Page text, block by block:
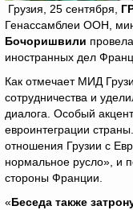
Грузия, 25 сентября,
Генассамблеи ООН,
Бочоришвили
иностранных дел
Как отмечает МИД
сотрудничества и
диалога. Особый
евроинтеграции
отношения Грузии с
нормальное русло», и
стороны Франции.
«Беседа также